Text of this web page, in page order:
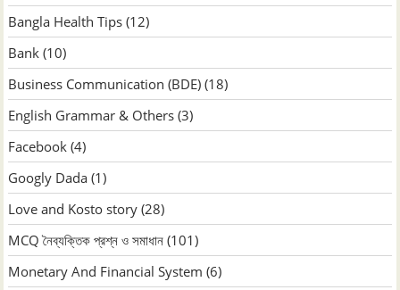
Bangla Health Tips (12)
Bank (10)
Business Communication (BDE) (18)
English Grammar & Others (3)
Facebook (4)
Googly Dada (1)
Love and Kosto story (28)
MCQ নৈব্যক্তিক প্রশ্ন ও সমাধান (101)
Monetary And Financial System (6)